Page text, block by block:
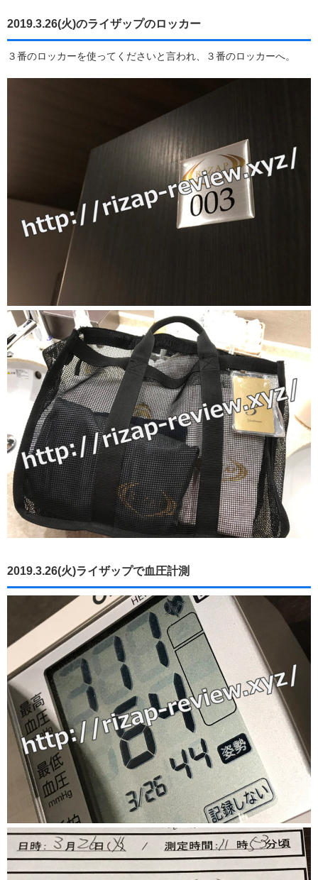
2019.3.26(火)のライザップのロッカー
３番のロッカーを使ってくださいと言われ、３番のロッカーへ。
2019.3.26(火)ライザップで血圧計測